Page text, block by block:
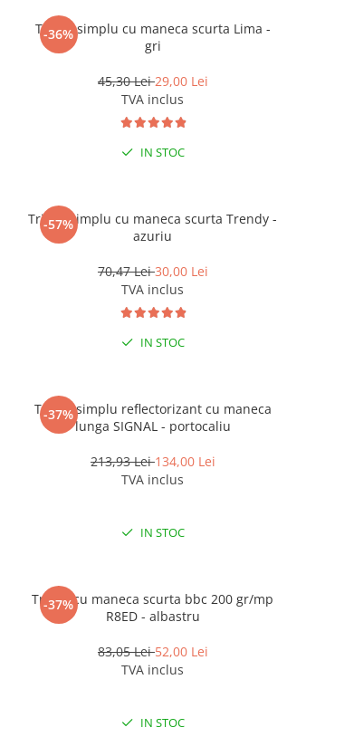
-36%
Tricou simplu cu maneca scurta Lima -
gri
45,30 Lei29,00 Lei
TVA inclus
IN STOC
-57%
Tricou simplu cu maneca scurta Trendy -
azuriu
70,47 Lei30,00 Lei
TVA inclus
IN STOC
-37%
Tricou simplu reflectorizant cu maneca
lunga SIGNAL - portocaliu
213,93 Lei134,00 Lei
TVA inclus
IN STOC
-37%
Tricou cu maneca scurta bbc 200 gr/mp
R8ED - albastru
83,05 Lei52,00 Lei
TVA inclus
IN STOC